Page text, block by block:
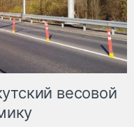
весовой